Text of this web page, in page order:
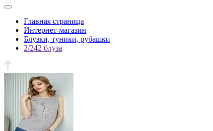
Главная страница
Интернет-магазин
Блузки, туники, рубашки
2/242 блуза